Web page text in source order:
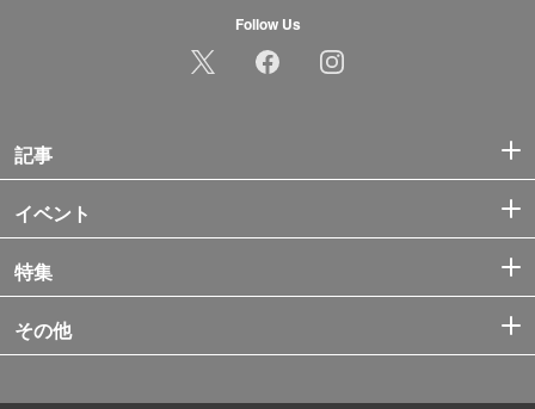
Follow Us
記事
イベント
特集
その他